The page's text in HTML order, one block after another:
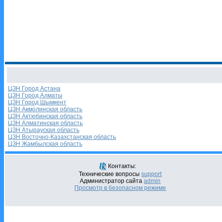
ЦЗН Город Астана
ЦЗН Город Алматы
ЦЗН Город Шымкент
ЦЗН Акмолинская область
ЦЗН Актюбинская область
ЦЗН Алматинская область
ЦЗН Атырауская область
ЦЗН Восточно-Казахстанская область
ЦЗН Жамбылская область
Контакты:
Технические вопросыsupport
Администратор сайтаadmin
Просмотр в безопасном режиме